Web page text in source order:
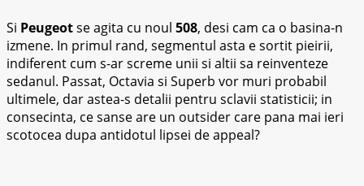
Si Peugeotse agita cu noul 508, desi cam ca o basina-n
izmene. In primul rand, segmentul asta e sortit pieirii,
indiferent cum s-ar screme unii si altii sa reinventeze
sedanul. Passat, Octavia si Superb vor muri probabil
ultimele, dar astea-s detalii pentru sclavii statisticii; in
consecinta, ce sanse are un outsider care pana mai ieri
scotocea dupa antidotul lipsei de appeal?